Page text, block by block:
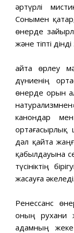
әртүрлі
Сонымен
өнерде
және тіпті
Қайта өрлеу
дүниенің
өнерде орын
канондар
ортағасырлық
дәл қайта
қабылдауына
түсініктің
жасауға әкеледі.
Ренессанс
оның рухани
адамның жеке